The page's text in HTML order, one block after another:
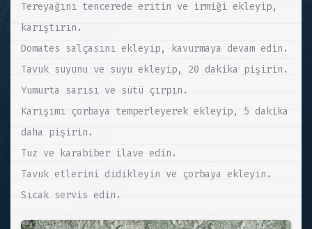
Tereyağını tencerede eritin ve irmiği ekleyip,
karıştırın.
Domates salçasını ekleyip, kavurmaya devam edin.
Tavuk suyunu ve suyu ekleyip, 20 dakika pişirin.
Yumurta sarısı ve sütü çırpın.
Karışımı çorbaya temperleyerek ekleyip, 5 dakika
daha pişirin.
Tuz ve karabiber ilave edin.
Tavuk etlerini didikleyin ve çorbaya ekleyin.
Sıcak servis edin.